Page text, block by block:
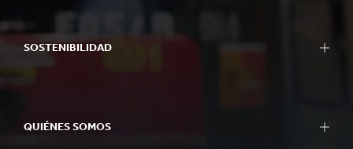
SOSTENIBILIDAD
QUIÉNES SOMOS